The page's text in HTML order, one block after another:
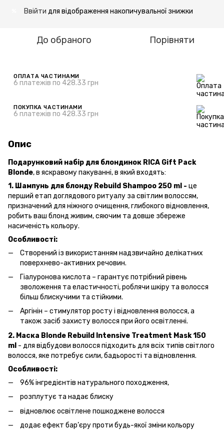
Ввійти для відображення накопичувальної знижки
До обраного Порівняти
ОПЛАТА ЧАСТИНАМИ
6 платежів по 428.33 грн
ПОКУПКА ЧАСТИНАМИ
6 платежів по 428.33 грн
Опис
Подарунковий набір для блондинок RICA Gift Pack
Blonde, в яскравому пакуванні, в який входять:
1. Шампунь для блонду Rebuild Shampoo 250 ml - це
перший етап доглядового ритуалу за світлим волоссям,
призначений для ніжного очищення, глибокого відновлення,
робить ваш блонд живим, сяючим та довше збереже
насиченість кольору.
Особливості:
Створений із використанням надзвичайно делікатних
поверхнево-активних речовин.
Гіалуронова кислота – гарантує потрібний рівень
зволоження та еластичності, роблячи шкіру та волосся
більш блискучими та стійкими.
Аргінін – стимулятор росту і відновлення волосся, а
також засіб захисту волосся при його освітленні.
2. Маска Blonde Rebuild Intensive Treatment Mask 150
ml - для відбудови волосся підходить для всіх типів світлого
волосся, яке потребує сили, бадьорості та відновлення.
Особливості:
96% інгредієнтів натурального походження,
розплутує та надає блиску
відновлює освітлене пошкоджене волосся
додає ефект бар’єру проти будь-якої зміни кольору